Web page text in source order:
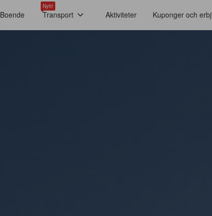
Boende
Nytt!
Transport Aktiviteter Kuponger och